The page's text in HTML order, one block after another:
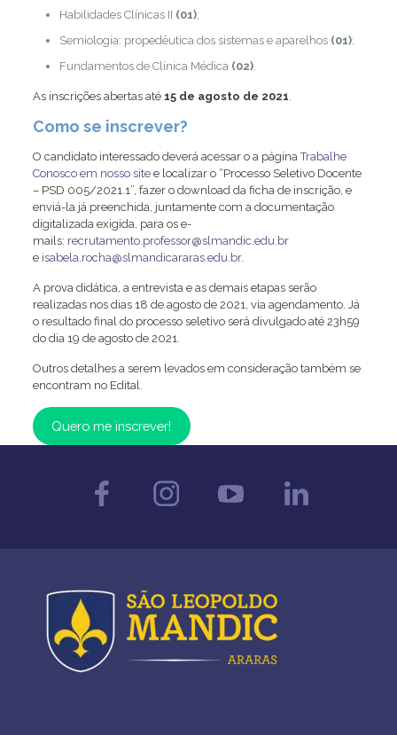
Habilidades Clínicas II (01);
Semiologia: propedêutica dos sistemas e aparelhos (01);
Fundamentos de Clínica Médica (02).
As inscrições abertas até 15 de agosto de 2021.
Como se inscrever?
O candidato interessado deverá acessar o a páginaTrabalhe
Conosco em nosso site e localizar o “Processo Seletivo Docente
– PSD 005/2021.1”, fazer o download da ficha de inscrição, e
enviá-la já preenchida, juntamente com a documentação
digitalizada exigida, para os e-
mails: recrutamento.professor@slmandic.edu.br
e isabela.rocha@slmandicararas.edu.br.
A prova didática, a entrevista e as demais etapas serão
realizadas nos dias 18 de agosto de 2021, via agendamento. Já
o resultado final do processo seletivo será divulgado até 23h59
do dia 19 de agosto de 2021.
Outros detalhes a serem levados em consideração também se
encontram no Edital.
Quero me inscrever!